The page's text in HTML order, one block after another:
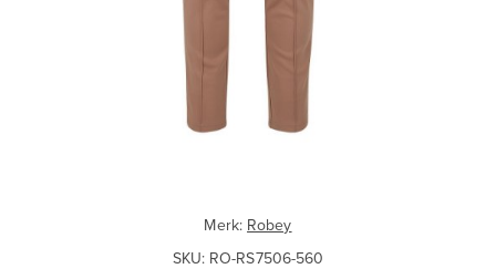
Merk: Robey
SKU: RO-RS7506-560